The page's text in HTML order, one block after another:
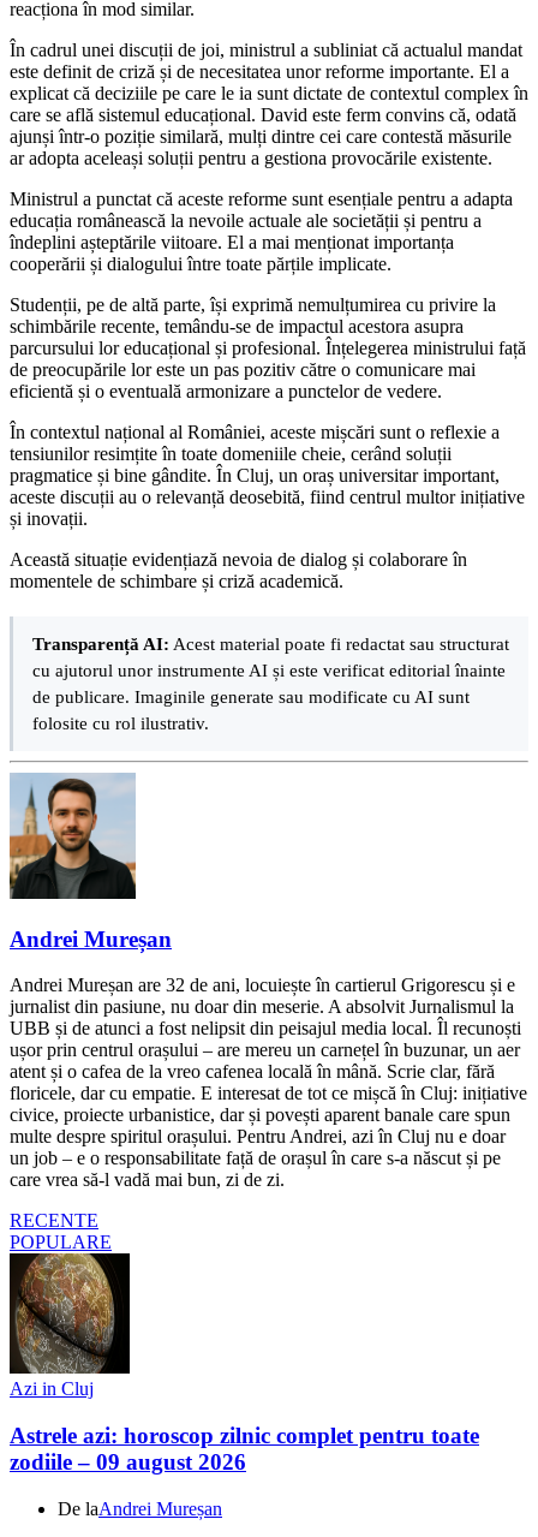
reacționa în mod similar.
În cadrul unei discuții de joi, ministrul a subliniat că actualul mandat
este definit de criză și de necesitatea unor reforme importante. El a
explicat că deciziile pe care le ia sunt dictate de contextul complex în
care se află sistemul educațional. David este ferm convins că, odată
ajunși într-o poziție similară, mulți dintre cei care contestă măsurile
ar adopta aceleași soluții pentru a gestiona provocările existente.
Ministrul a punctat că aceste reforme sunt esențiale pentru a adapta
educația românească la nevoile actuale ale societății și pentru a
îndeplini așteptările viitoare. El a mai menționat importanța
cooperării și dialogului între toate părțile implicate.
Studenții, pe de altă parte, își exprimă nemulțumirea cu privire la
schimbările recente, temându-se de impactul acestora asupra
parcursului lor educațional și profesional. Înțelegerea ministrului față
de preocupările lor este un pas pozitiv către o comunicare mai
eficientă și o eventuală armonizare a punctelor de vedere.
În contextul național al României, aceste mișcări sunt o reflexie a
tensiunilor resimțite în toate domeniile cheie, cerând soluții
pragmatice și bine gândite. În Cluj, un oraș universitar important,
aceste discuții au o relevanță deosebită, fiind centrul multor inițiative
și inovații.
Această situație evidențiază nevoia de dialog și colaborare în
momentele de schimbare și criză academică.
Transparență AI: Acest material poate fi redactat sau structurat
cu ajutorul unor instrumente AI și este verificat editorial înainte
de publicare. Imaginile generate sau modificate cu AI sunt
folosite cu rol ilustrativ.
Andrei Mureșan
Andrei Mureșan are 32 de ani, locuiește în cartierul Grigorescu și e
jurnalist din pasiune, nu doar din meserie. A absolvit Jurnalismul la
UBB și de atunci a fost nelipsit din peisajul media local. Îl recunoști
ușor prin centrul orașului – are mereu un carnețel în buzunar, un aer
atent și o cafea de la vreo cafenea locală în mână. Scrie clar, fără
floricele, dar cu empatie. E interesat de tot ce mișcă în Cluj: inițiative
civice, proiecte urbanistice, dar și povești aparent banale care spun
multe despre spiritul orașului. Pentru Andrei, azi în Cluj nu e doar
un job – e o responsabilitate față de orașul în care s-a născut și pe
care vrea să-l vadă mai bun, zi de zi.
RECENTE
POPULARE
Azi in Cluj
Astrele azi: horoscop zilnic complet pentru toate
zodiile – 09 august 2026
De laAndrei Mureșan